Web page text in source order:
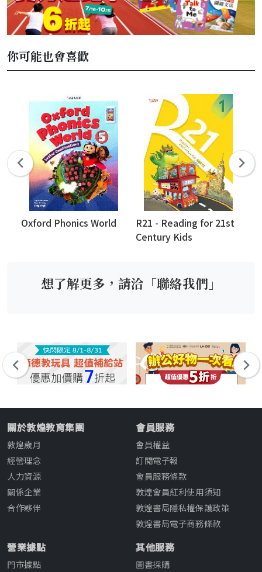
你可能也會喜歡
Oxford Phonics World
R21 - Reading for 21st
Century Kids
想了解更多，請洽「聯絡我們」
關於敦煌教育集團
敦煌歲月
經營理念
人力資源
關係企業
合作夥伴
會員服務
會員權益
訂閱電子報
會員服務條款
敦煌會員紅利使用須知
敦煌書局隱私權保護政策
敦煌書局電子商務條款
營業據點
門市據點
其他服務
圖書採購